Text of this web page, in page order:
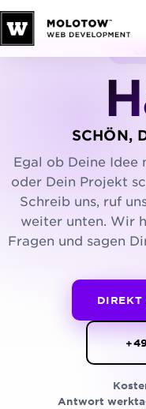
SCHÖN,
Egal ob Deine
oder Dein Projekt
Schreib uns, ruf
weiter unten. Wir
Fragen und sagen
DIREKT
Antwort